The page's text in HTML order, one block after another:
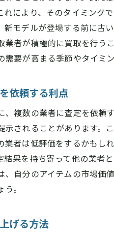
御
買
れにより、そのタイミング
新モデルが登場する前に古
業者が積極的に買取を行う
需要が高まる季節やタイミ
依頼する利点
、複数の業者に査定を依頼
示されることがあります。
業者は低評価をするかもし
結果を持ち寄って他の業者
、自分のアイテムの市場価
。
げる方法